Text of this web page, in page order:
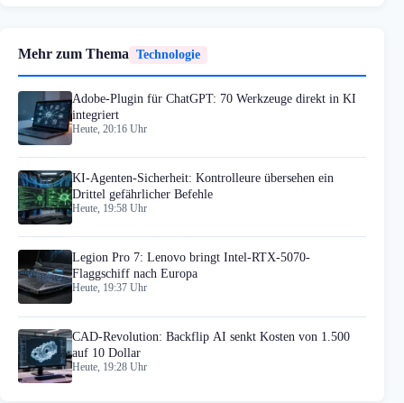
Mehr zum Thema Technologie
Adobe-Plugin für ChatGPT: 70 Werkzeuge direkt in KI
integriert
Heute, 20:16 Uhr
KI-Agenten-Sicherheit: Kontrolleure übersehen ein
Drittel gefährlicher Befehle
Heute, 19:58 Uhr
Legion Pro 7: Lenovo bringt Intel-RTX-5070-
Flaggschiff nach Europa
Heute, 19:37 Uhr
CAD-Revolution: Backflip AI senkt Kosten von 1.500
auf 10 Dollar
Heute, 19:28 Uhr